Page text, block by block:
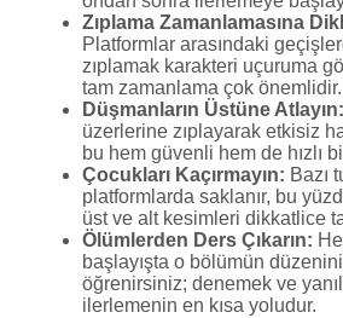
Zıplama Zamanlamasına
Platformlar arasındaki
zıplamak karakteri uçuruma
tam zamanlama çok önemlidir.
Düşmanların Üstüne Atlayın:
üzerlerine zıplayarak etkisiz
bu hem güvenli hem de hızlı
Çocukları Kaçırmayın: Bazı
platformlarda saklanır, bu
üst ve alt kesimleri dikkatlice
Ölümlerden Ders Çıkarın:
başlayışta o bölümün
öğrenirsiniz; denemek ve
ilerlemenin en kısa yoludur.